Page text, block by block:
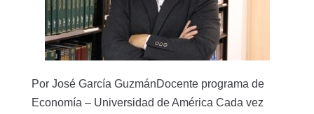
Por José García GuzmánDocente programa de
Economía – Universidad de América Cada vez